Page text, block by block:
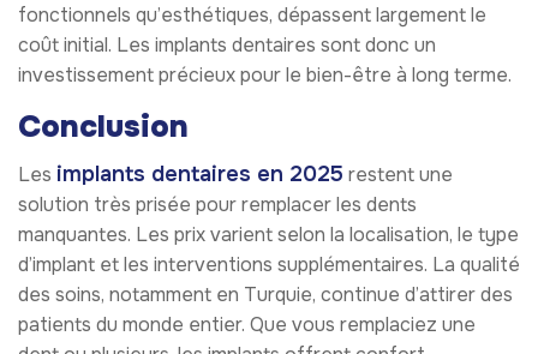
fonctionnels qu’esthétiques, dépassent largement le
coût initial. Les implants dentaires sont donc un
investissement précieux pour le bien-être à long terme.
Conclusion
Les implants dentaires en 2025 restent une
solution très prisée pour remplacer les dents
manquantes. Les prix varient selon la localisation, le type
d’implant et les interventions supplémentaires. La qualité
des soins, notamment en Turquie, continue d’attirer des
patients du monde entier. Que vous remplaciez une